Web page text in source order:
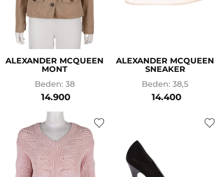
ALEXANDER MCQUEEN
MONT
Beden: 38
14.900
ALEXANDER MCQUEEN
SNEAKER
Beden: 38,5
14.400